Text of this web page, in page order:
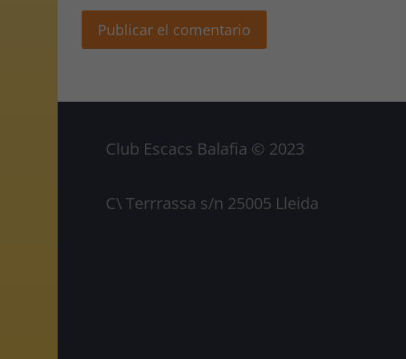
Club Escacs Balafia © 2023
C\ Terrrassa s/n 25005 Lleida